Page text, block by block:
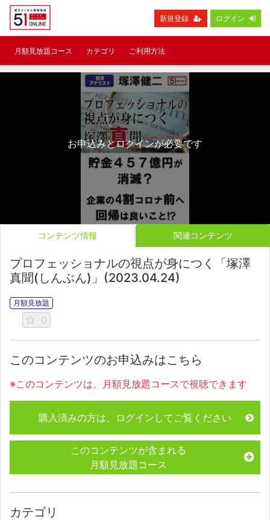
新規登録 ログイン
月額見放題コース カテゴリ ご利用方法
お申込みとログインが必要です
コンテンツ情報 関連コンテンツ
プロフェッショナルの視点が身につく「塚澤
真聞(しんぶん)」(2023.04.24)
月額見放題
0
このコンテンツのお申込みはこちら
※このコンテンツは、月額見放題コースで視聴できます
購入済みの方は、ログインしてご覧ください
このコンテンツが含まれる
月額見放題コース
カテゴリ